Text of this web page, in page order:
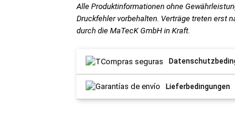
Alle Produktinformationen ohne
Druckfehler vorbehalten. Verträge treten erst
durch die MaTecK GmbH in Kraft.
Lieferbedingungen